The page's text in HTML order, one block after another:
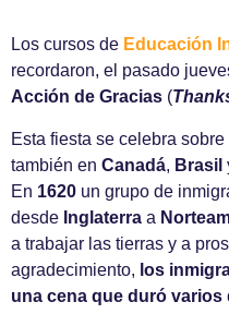
Los cursos de Educación
recordaron, el pasado
Acción de Gracias (
Esta fiesta se celebra sobre
también en Canadá, Brasil
En 1620 un grupo de
desde Inglaterra a
a trabajar las tierras y a
agradecimiento, los
una cena que duró varios